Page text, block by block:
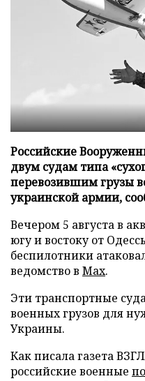
Российские
двум судам типа
перевозившим грузы
украинской армии,
Вечером 5 августа в
югу и востоку от
беспилотники
ведомство в Max.
Эти транспортные
военных грузов для
Украины.
Как писала газета
российские военные